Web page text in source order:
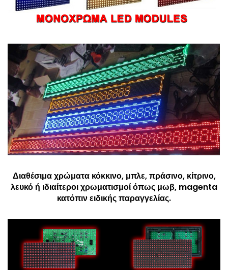
Διαθέσιμα χρώματα κόκκινο, μπλε, πράσινο, κίτρινο,
λευκό ή ιδιαίτεροι χρωματισμοί όπως μωβ, magenta
κατόπιν ειδικής παραγγελίας.